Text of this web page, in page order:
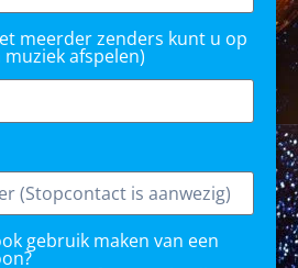
meerder zenders kunt u op
afspelen)
gebruik maken van een